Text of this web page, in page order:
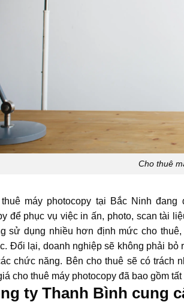
Cho thuê
thuê máy photocopy tại Bắc Ninh
để phục vụ việc in ấn, photo, scan tài
sử dụng nhiều hơn định mức cho
Đổi lại, doanh nghiệp sẽ không phải bỏ
chức năng. Bên cho thuê sẽ có trách
cho thuê máy photocopy đã bao gồm
ty Thanh Bình cung